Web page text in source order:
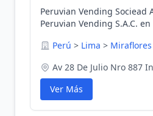
Peruvian Vending Sociead
Peruvian Vending S.A.C.
Perú > Lima > Miraflores
Av 28 De Julio Nro 887
Ver Más